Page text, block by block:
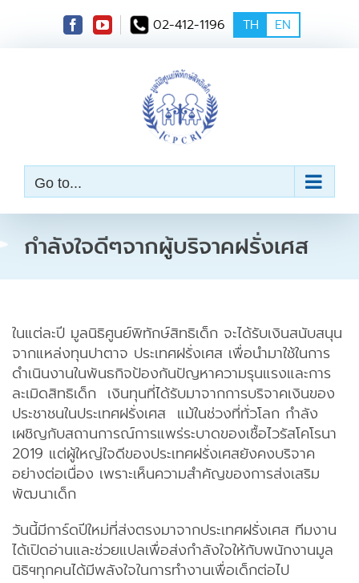
t
02-412-1196 TH EN
Go to...
กำลังใจดีๆจากผู้บริจาคฝรั่งเศส
ในแต่ละปี มูลนิธิศูนย์พิทักษ์สิทธิเด็ก จะได้รับเงินสนับสนุน
จากแหล่งทุนปาตาจ ประเทศฝรั่งเศส เพื่อนำมาใช้ในการ
ดำเนินงานในพันธกิจป้องกันปัญหาความรุนแรงและการ
ละเมิดสิทธิเด็ก เงินทุนที่ได้รับมาจากการบริจาคเงินของ
ประชาชนในประเทศฝรั่งเศส แม้ในช่วงที่ทั่วโลก กำลัง
เผชิญกับสถานการณ์การแพร่ระบาดของเชื้อไวรัสโคโรนา
2019 แต่ผู้ใหญ่ใจดีของประเทศฝรั่งเศสยังคงบริจาค
อย่างต่อเนื่อง เพราะเห็นความสำคัญของการส่งเสริม
พัฒนาเด็ก
วันนี้มีการ์ดปีใหม่ที่ส่งตรงมาจากประเทศฝรั่งเศส ทีมงาน
ได้เปิดอ่านและช่วยแปลเพื่อส่งกำลังใจให้กับพนักงานมูล
นิธิฯทุกคนได้มีพลังใจในการทำงานเพื่อเด็กต่อไป